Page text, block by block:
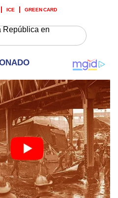
ICE GREEN CARD
República en